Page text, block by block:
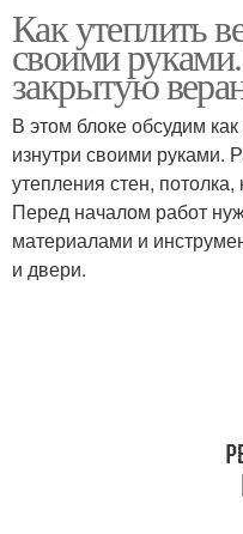
Как утеплить
своими
закрытую
В этом блоке обсудим
изнутри своими руками.
утепления стен,
Перед началом работ
материалами и
и двери.